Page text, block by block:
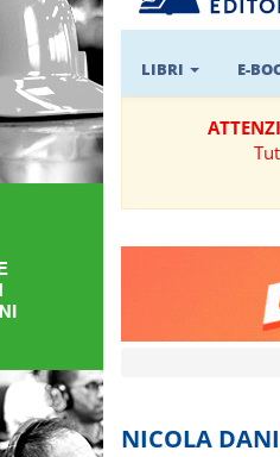
E-
BOOK
RIVISTE
MANUALISTICA
TEMATICHE
LIBRI E-
NICOLA